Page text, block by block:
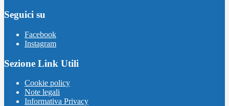
Seguici su
Facebook
Instagram
Sezione Link Utili
Cookie policy
Note legali
Informativa Privacy